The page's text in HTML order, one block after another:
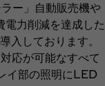
ー」自動販売機や
電力削減を達成した
入しております。
応が可能なすべて
イ部の照明にLED